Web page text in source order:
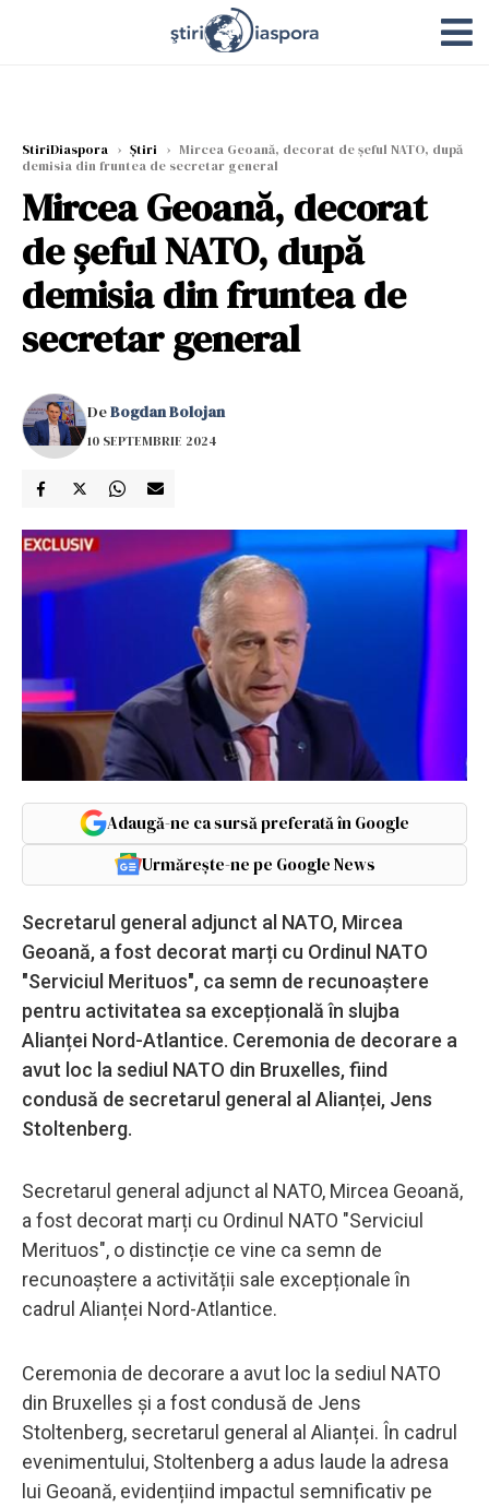
StiriDiaspora › Știri › Mircea Geoană, decorat de șeful NATO, după
demisia din fruntea de secretar general
Mircea Geoană, decorat
de șeful NATO, după
demisia din fruntea de
secretar general
DeBogdan Bolojan
10 SEPTEMBRIE 2024
Adaugă-ne ca sursă preferată în Google
Urmărește-ne pe Google News
Secretarul general adjunct al NATO, Mircea
Geoană, a fost decorat marți cu Ordinul NATO
"Serviciul Merituos", ca semn de recunoaștere
pentru activitatea sa excepțională în slujba
Alianței Nord-Atlantice. Ceremonia de decorare a
avut loc la sediul NATO din Bruxelles, fiind
condusă de secretarul general al Alianței, Jens
Stoltenberg.
Secretarul general adjunct al NATO, Mircea Geoană,
a fost decorat marți cu Ordinul NATO "Serviciul
Merituos", o distincție ce vine ca semn de
recunoaștere a activității sale excepționale în
cadrul Alianței Nord-Atlantice.
Ceremonia de decorare a avut loc la sediul NATO
din Bruxelles și a fost condusă de Jens
Stoltenberg, secretarul general al Alianței. În cadrul
evenimentului, Stoltenberg a adus laude la adresa
lui Geoană, evidențiind impactul semnificativ pe